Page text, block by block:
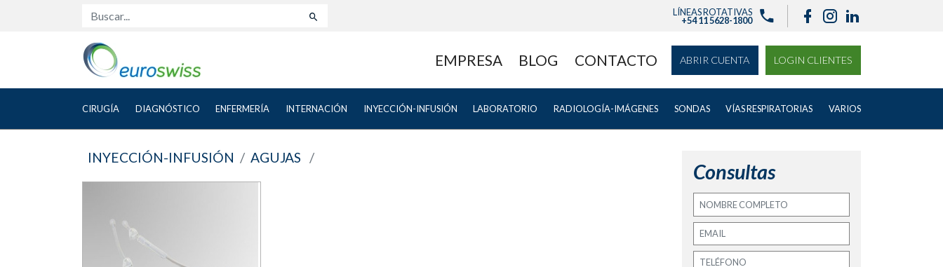
Buscar... LÍNEAS ROTATIVAS
+54 11 5628-1800
EMPRESA BLOG CONTACTO ABRIR CUENTA LOGIN CLIENTES
CIRUGÍA DIAGNÓSTICO ENFERMERÍA INTERNACIÓN INYECCIÓN-INFUSIÓN LABORATORIO RADIOLOGÍA-IMÁGENES SONDAS VÍAS RESPIRATORIAS VARIOS
INYECCIÓN-INFUSIÓN AGUJAS
Consultas